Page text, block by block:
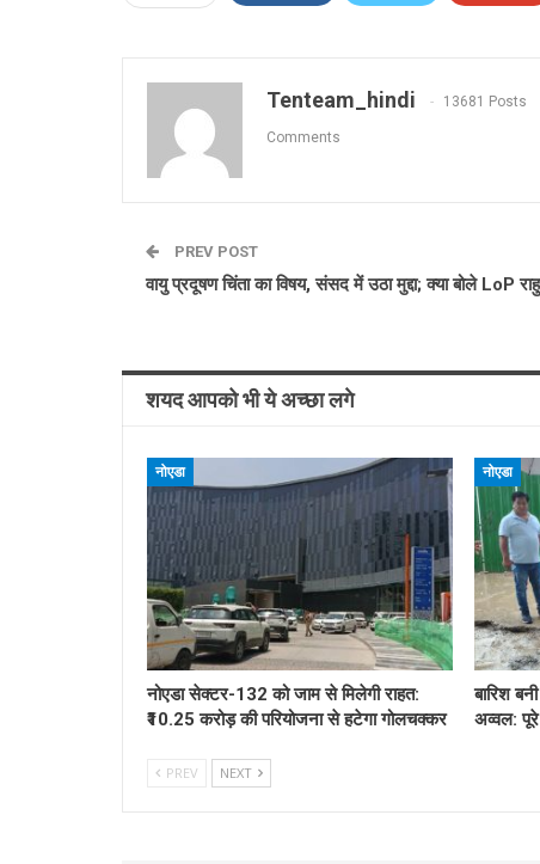
Tenteam_hindi 13681 Posts
Comments
PREV POST
वायु प्रदूषण चिंता का विषय, संसद में उठा मुद्दा; क्या बोले LoP
शयद आपको भी ये अच्छा लगे
नोएडा
नोएडा सेक्टर-132 को जाम से मिलेगी राहत:
₹10.25 करोड़ की परियोजना से हटेगा गोलचक्कर
नोएडा
बारिश
अव्वल:
PREV NEXT